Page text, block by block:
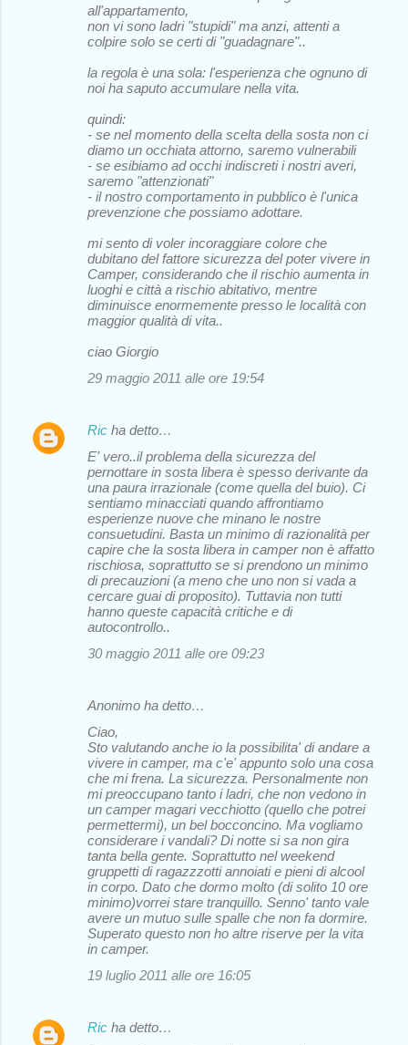
all'appartamento,
non vi sono ladri "stupidi" ma anzi, attenti a
colpire solo se certi di "guadagnare"..
la regola è una sola: l'esperienza che ognuno di
noi ha saputo accumulare nella vita.
quindi:
- se nel momento della scelta della sosta non ci
diamo un occhiata attorno, saremo vulnerabili
- se esibiamo ad occhi indiscreti i nostri averi,
saremo "attenzionati"
- il nostro comportamento in pubblico è l'unica
prevenzione che possiamo adottare.
mi sento di voler incoraggiare colore che
dubitano del fattore sicurezza del poter vivere in
Camper, considerando che il rischio aumenta in
luoghi e città a rischio abitativo, mentre
diminuisce enormemente presso le località con
maggior qualità di vita..
ciao Giorgio
29 maggio 2011 alle ore 19:54
Ric ha detto…
E' vero..il problema della sicurezza del
pernottare in sosta libera è spesso derivante da
una paura irrazionale (come quella del buio). Ci
sentiamo minacciati quando affrontiamo
esperienze nuove che minano le nostre
consuetudini. Basta un minimo di razionalità per
capire che la sosta libera in camper non è affatto
rischiosa, soprattutto se si prendono un minimo
di precauzioni (a meno che uno non si vada a
cercare guai di proposito). Tuttavia non tutti
hanno queste capacità critiche e di
autocontrollo..
30 maggio 2011 alle ore 09:23
Anonimo ha detto…
Ciao,
Sto valutando anche io la possibilita' di andare a
vivere in camper, ma c'e' appunto solo una cosa
che mi frena. La sicurezza. Personalmente non
mi preoccupano tanto i ladri, che non vedono in
un camper magari vecchiotto (quello che potrei
permettermi), un bel bocconcino. Ma vogliamo
considerare i vandali? Di notte si sa non gira
tanta bella gente. Soprattutto nel weekend
gruppetti di ragazzzotti annoiati e pieni di alcool
in corpo. Dato che dormo molto (di solito 10 ore
minimo)vorrei stare tranquillo. Senno' tanto vale
avere un mutuo sulle spalle che non fa dormire.
Superato questo non ho altre riserve per la vita
in camper.
19 luglio 2011 alle ore 16:05
Ric ha detto…